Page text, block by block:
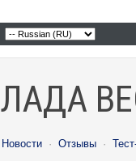
ЛАДА
Новости · Отзывы ·